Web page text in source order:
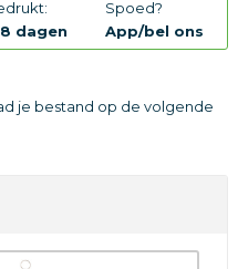
dagen
Spoed?
App/bel ons
je bestand op de volgende